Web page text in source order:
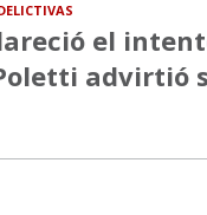
el
advirtió